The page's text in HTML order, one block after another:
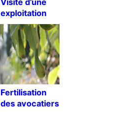
exploitation
Fertilisation
des avocatiers